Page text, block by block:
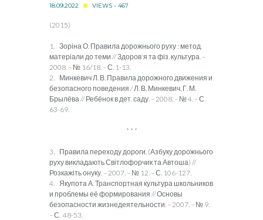
18.09.2022 VIEWS - 467
(2015)
1. Зоріна О. Правила дорожнього руху : метод.
матеріали до теми // Здоров'я та фіз. культура. –
2008. – № 16/18. – С. 1-13.
2. Минкевич Л. В. Правила дорожного движения и
безопасного поведения / Л. В. Минкевич, Г. М.
Брылёва // Ребёнок в дет. саду. – 2008. – № 4. – С.
63-69.
* * *
3. Правила переходу дороги. (Азбуку дорожнього
руху викладають Світлофорчик та Автоша) //
Розкажіть онуку. – 2007. – № 12. – С. 106-127.
4. Якупота А. Транспортная культура школьников
и проблемы её формирования // Основы
безопасности жизнедеятельности. – 2007. – № 9.
– С. 48-53.